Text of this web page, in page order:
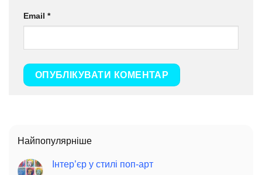
Email *
Найпопулярніше
Інтер’єр у стилі поп-арт